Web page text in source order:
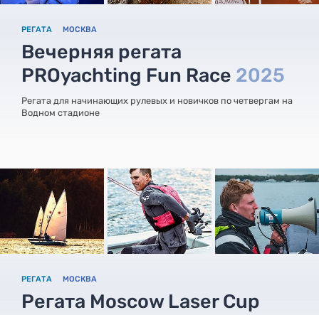
РЕГАТА МОСКВА
Вечерняя регата
PROyachting Fun Race 2025
Регата для начинающих рулевых и новичков по четвергам на
Водном стадионе
РЕГАТА МОСКВА
Регата Moscow Laser Cup